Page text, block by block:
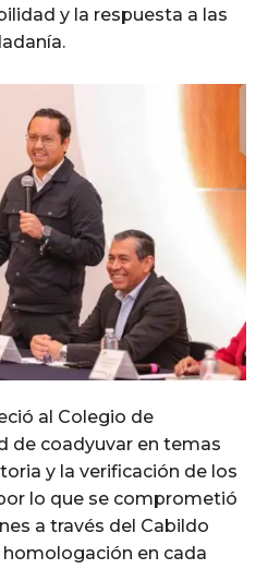
y la respuesta a las
al Colegio de
de coadyuvar en temas
y la verificación de los
lo que se comprometió
a través del Cabildo
en cada